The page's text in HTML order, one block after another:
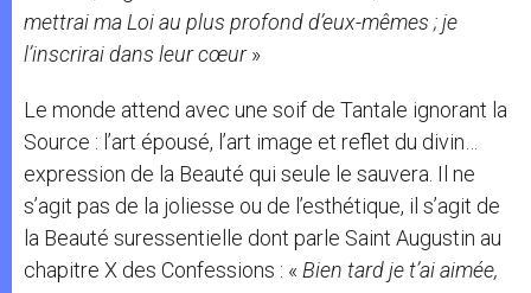
mettrai ma Loi au plus profond d’eux-mêmes ; je
l’inscrirai dans leur cœur»
Le monde attend avec une soif de Tantale ignorant la
Source : l’art épousé, l’art image et reflet du divin…
expression de la Beauté qui seule le sauvera. Il ne
s’agit pas de la joliesse ou de l’esthétique, il s’agit de
la Beauté suressentielle dont parle Saint Augustin au
chapitre X des Confessions : « Bien tard je t’ai aimée,